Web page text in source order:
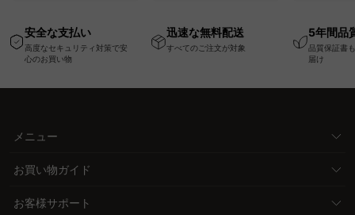
ー機能搭載ワークデス
ク
ァ
安全な支払い
高度なセキュリティ対策で安
心のお買い物
迅速な無料配送
すべてのご注文が対象
5年間品
品質保証書
届け
メニュー
お買い物ガイド
お客様サポート